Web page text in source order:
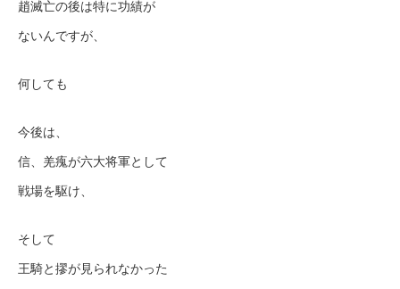
趙滅亡の後は特に功績が
ないんですが、
何しても
今後は、
信、羌瘣が六大将軍として
戦場を駆け、
そして
王騎と摎が見られなかった